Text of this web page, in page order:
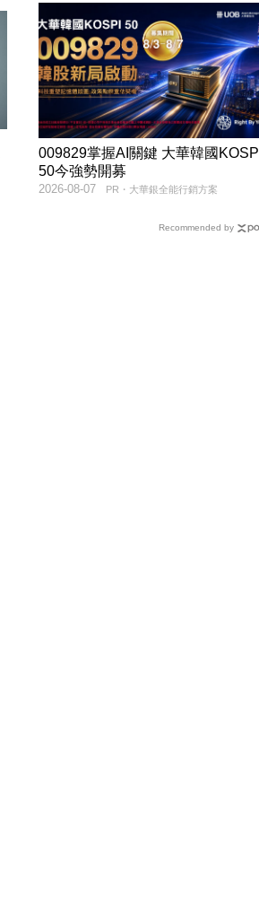
009829掌握AI關鍵 大華韓國KOSPI
50今強勢開募
PR・大華銀全能行銷方案
2026-08-07
Recommended by